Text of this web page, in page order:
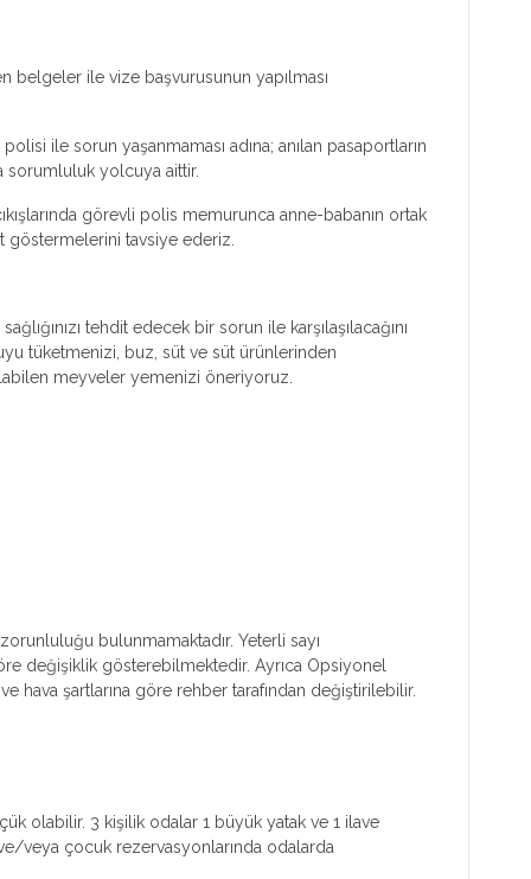
belgeler ile vize başvurusunun yapılması
ile sorun yaşanmaması adına; anılan pasaportların
sorumluluk yolcuya aittir.
görevli polis memurunca anne-babanın ortak
göstermelerini tavsiye ederiz.
tehdit edecek bir sorun ile karşılaşılacağını
tüketmenizi, buz, süt ve süt ürünlerinden
meyveler yemenizi öneriyoruz.
bulunmamaktadır. Yeterli sayı
değişiklik gösterebilmektedir. Ayrıca Opsiyonel
hava şartlarına göre rehber tarafından değiştirilebilir.
olabilir. 3 kişilik odalar 1 büyük yatak ve 1 ilave
veya çocuk rezervasyonlarında odalarda